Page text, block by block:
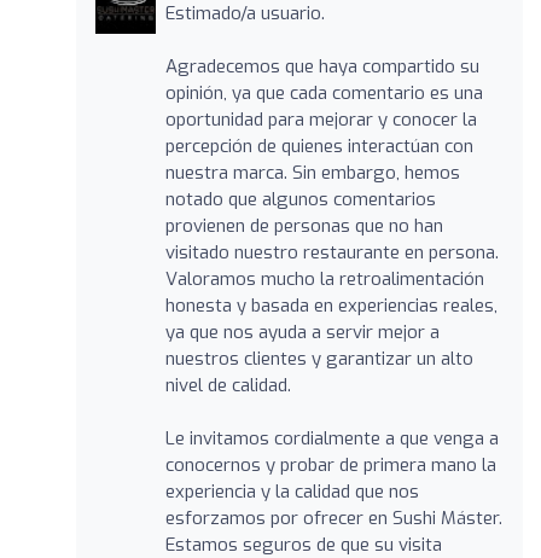
Estimado/a usuario.
Agradecemos que haya compartido su
opinión, ya que cada comentario es una
oportunidad para mejorar y conocer la
percepción de quienes interactúan con
nuestra marca. Sin embargo, hemos
notado que algunos comentarios
provienen de personas que no han
visitado nuestro restaurante en persona.
Valoramos mucho la retroalimentación
honesta y basada en experiencias reales,
ya que nos ayuda a servir mejor a
nuestros clientes y garantizar un alto
nivel de calidad.
Le invitamos cordialmente a que venga a
conocernos y probar de primera mano la
experiencia y la calidad que nos
esforzamos por ofrecer en Sushi Máster.
Estamos seguros de que su visita